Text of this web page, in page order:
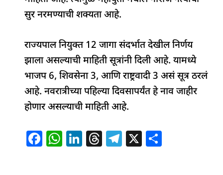
सुर नरमण्याची शक्यता आहे.
राज्यपाल नियुक्त 12 जागा संदर्भात देखील निर्णय
झाला असल्याची माहिती सूत्रांनी दिली आहे. यामध्ये
भाजप 6, शिवसेना 3, आणि राष्ट्रवादी 3 असं सूत्र ठरलं
आहे. नवरात्रीच्या पहिल्या दिवसापर्यंत हे नाव जाहीर
होणार असल्याची माहिती आहे.
F W Li T T X